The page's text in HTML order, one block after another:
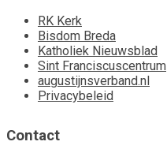
RK Kerk
Bisdom Breda
Katholiek Nieuwsblad
Sint Franciscuscentrum
augustijnsverband.nl
Privacybeleid
Contact